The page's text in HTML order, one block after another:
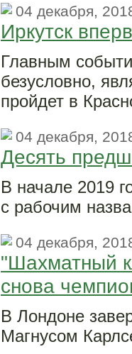
04 декабря,
Иркутск
Главным
безусловно,
пройдет в
04 декабря,
Десять
В начале 2019
с рабочим
04 декабря,
"Шахматный
снова
В Лондоне
Магнусом